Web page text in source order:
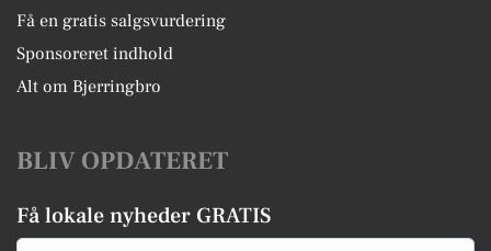
Få en gratis salgsvurdering
Sponsoreret indhold
Alt om Bjerringbro
BLIV OPDATERET
Få lokale nyheder GRATIS